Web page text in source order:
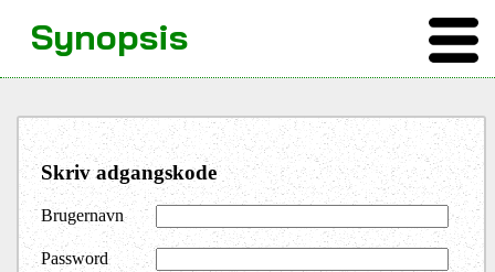
Skriv adgangskode
Brugernavn
Password
Synopsis